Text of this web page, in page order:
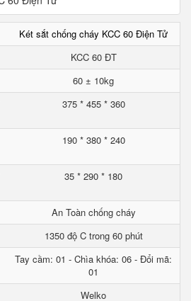
Két sắt chống cháy KCC 60 Điện Tử
KCC 60 ĐT
60 ± 10kg
375 * 455 * 360
190 * 380 * 240
35 * 290 * 180
An Toàn chống cháy
1350 độ C trong 60 phút
Tay cầm: 01 - Chìa khóa: 06 - Đổi mã:
01
Welko